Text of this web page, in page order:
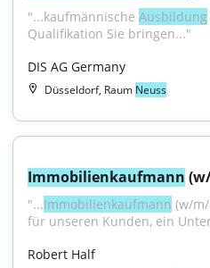
"...kaufmännische Ausbildung
Qualifikation Sie bringen..."
DIS AG Germany
Düsseldorf, Raum Neuss
Immobilienkaufmann
"...Immobilienkaufmann (w/
für unseren Kunden, ein
Robert Half